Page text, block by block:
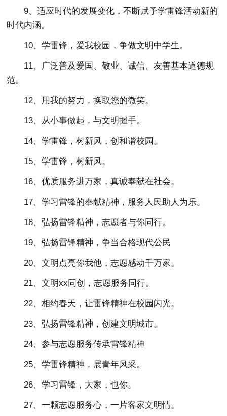
9、适应时代的发展变化，不断赋予学雷锋活动新的
时代内涵。
10、学雷锋，爱我校园，争做文明中学生。
11、广泛普及爱国、敬业、诚信、友善基本道德规
范。
12、用我的努力，换取您的微笑。
13、从小事做起，与文明握手。
14、学雷锋，树新风，创和谐校园。
15、学雷锋，树新风。
16、优质服务进万家，真诚奉献在社会。
17、学习雷锋的奉献精神，服务人民助人为乐。
18、弘扬雷锋精神，志愿者与你同行。
19、弘扬雷锋精神，争当合格现代公民
20、文明点亮你我他，志愿感动千万家。
21、文明xx同创，志愿服务同行。
22、相约春天，让雷锋精神在校园闪光。
23、弘扬雷锋精神，创建文明城市。
24、参与志愿服务传承雷锋精神
25、学雷锋精神，展青年风采。
26、学习雷锋，大家，也你。
27、一颗志愿服务心，一片客家文明情。